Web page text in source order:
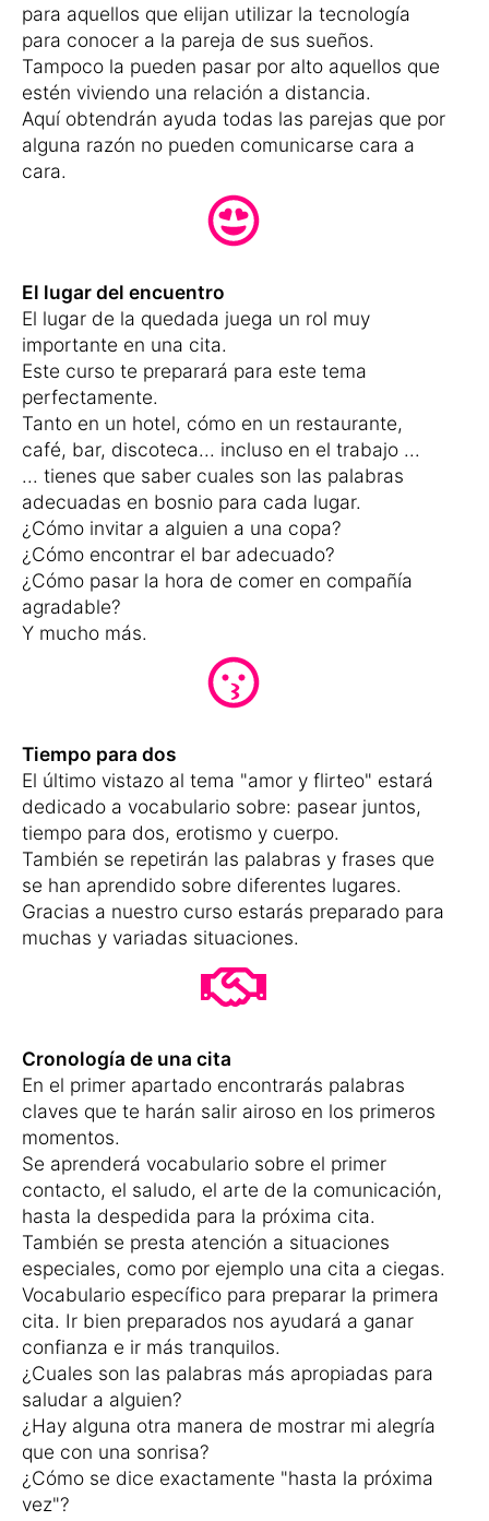
para aquellos que elijan utilizar la tecnología
para conocer a la pareja de sus sueños.
Tampoco la pueden pasar por alto aquellos que
estén viviendo una relación a distancia.
Aquí obtendrán ayuda todas las parejas que por
alguna razón no pueden comunicarse cara a
cara.
El lugar del encuentro
El lugar de la quedada juega un rol muy
importante en una cita.
Este curso te preparará para este tema
perfectamente.
Tanto en un hotel, cómo en un restaurante,
café, bar, discoteca... incluso en el trabajo ...
... tienes que saber cuales son las palabras
adecuadas en bosnio para cada lugar.
¿Cómo invitar a alguien a una copa?
¿Cómo encontrar el bar adecuado?
¿Cómo pasar la hora de comer en compañía
agradable?
Y mucho más.
Tiempo para dos
El último vistazo al tema "amor y flirteo" estará
dedicado a vocabulario sobre: pasear juntos,
tiempo para dos, erotismo y cuerpo.
También se repetirán las palabras y frases que
se han aprendido sobre diferentes lugares.
Gracias a nuestro curso estarás preparado para
muchas y variadas situaciones.
Cronología de una cita
En el primer apartado encontrarás palabras
claves que te harán salir airoso en los primeros
momentos.
Se aprenderá vocabulario sobre el primer
contacto, el saludo, el arte de la comunicación,
hasta la despedida para la próxima cita.
También se presta atención a situaciones
especiales, como por ejemplo una cita a ciegas.
Vocabulario específico para preparar la primera
cita. Ir bien preparados nos ayudará a ganar
confianza e ir más tranquilos.
¿Cuales son las palabras más apropiadas para
saludar a alguien?
¿Hay alguna otra manera de mostrar mi alegría
que con una sonrisa?
¿Cómo se dice exactamente "hasta la próxima
vez"?